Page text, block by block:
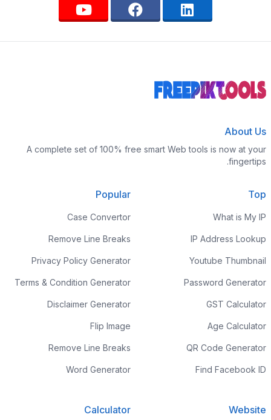
About Us
A complete set of 100% free smart Web tools is now at your
fingertips.
Top
What is My IP
IP Address Lookup
Youtube Thumbnail
Password Generator
GST Calculator
Age Calculator
QR Code Generator
Find Facebook ID
Popular
Case Convertor
Remove Line Breaks
Privacy Policy Generator
Terms & Condition Generator
Disclaimer Generator
Flip Image
Remove Line Breaks
Word Generator
Website
Calculator